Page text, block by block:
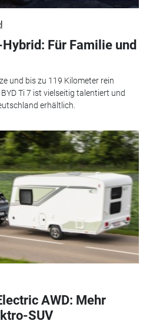
Für Familie und
und bis zu 119 Kilometer rein
Ti 7 ist vielseitig talentiert und
erhältlich.
AWD: Mehr
SUV